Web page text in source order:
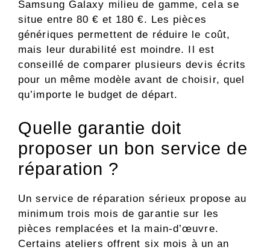
Samsung Galaxy milieu de gamme, cela se
situe entre 80 € et 180 €. Les pièces
génériques permettent de réduire le coût,
mais leur durabilité est moindre. Il est
conseillé de comparer plusieurs devis écrits
pour un même modèle avant de choisir, quel
qu’importe le budget de départ.
Quelle garantie doit
proposer un bon service de
réparation ?
Un service de réparation sérieux propose au
minimum trois mois de garantie sur les
pièces remplacées et la main-d’œuvre.
Certains ateliers offrent six mois à un an